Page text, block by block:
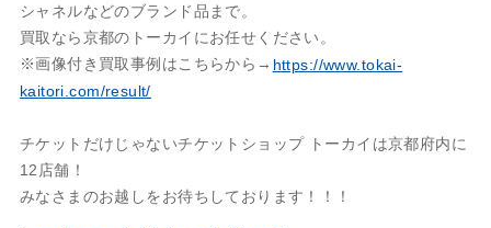
シャネルなどのブランド品まで。
買取なら京都のトーカイにお任せください。
※画像付き買取事例はこちらから→ https://www.tokai-
kaitori.com/result/
チケットだけじゃないチケットショップ トーカイは京都府内に
12店舗！
みなさまのお越しをお待ちしております！！！